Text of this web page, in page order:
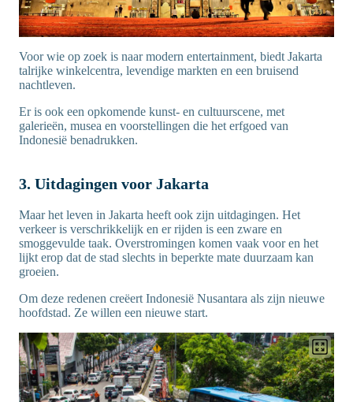
Voor wie op zoek is naar modern entertainment, biedt Jakarta
talrijke winkelcentra, levendige markten en een bruisend
nachtleven.
Er is ook een opkomende kunst- en cultuurscene, met
galerieën, musea en voorstellingen die het erfgoed van
Indonesië benadrukken.
3. Uitdagingen voor Jakarta
Maar het leven in Jakarta heeft ook zijn uitdagingen. Het
verkeer is verschrikkelijk en er rijden is een zware en
smoggevulde taak. Overstromingen komen vaak voor en het
lijkt erop dat de stad slechts in beperkte mate duurzaam kan
groeien.
Om deze redenen creëert Indonesië Nusantara als zijn nieuwe
hoofdstad. Ze willen een nieuwe start.